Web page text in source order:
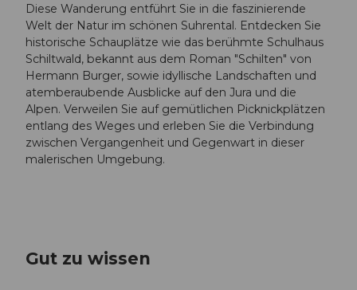
Diese Wanderung entführt Sie in die faszinierende
Welt der Natur im schönen Suhrental. Entdecken Sie
historische Schauplätze wie das berühmte Schulhaus
Schiltwald, bekannt aus dem Roman "Schilten" von
Hermann Burger, sowie idyllische Landschaften und
atemberaubende Ausblicke auf den Jura und die
Alpen. Verweilen Sie auf gemütlichen Picknickplätzen
entlang des Weges und erleben Sie die Verbindung
zwischen Vergangenheit und Gegenwart in dieser
malerischen Umgebung.
Gut zu wissen